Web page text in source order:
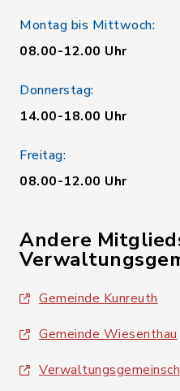
Montag bis Mittwoch:
08.00-12.00 Uhr
Donnerstag:
14.00-18.00 Uhr
Freitag:
08.00-12.00 Uhr
Andere
Gemeinde Kunreuth
Gemeinde Wiesenthau